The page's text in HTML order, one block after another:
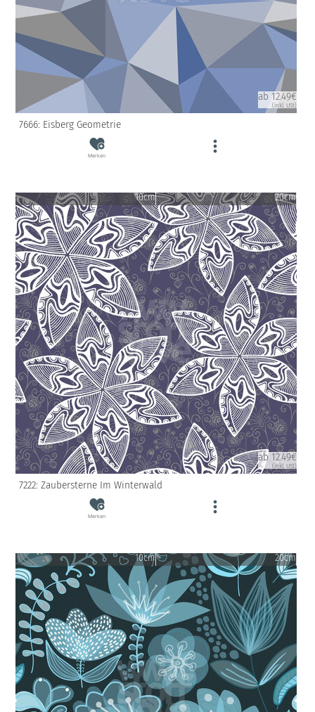
ab 12.49€
(inkl. USt)
7666: Eisberg Geometrie
Merken
10cm 20cm
ab 12.49€
(inkl. USt)
7222: Zaubersterne Im Winterwald
Merken
10cm 20cm